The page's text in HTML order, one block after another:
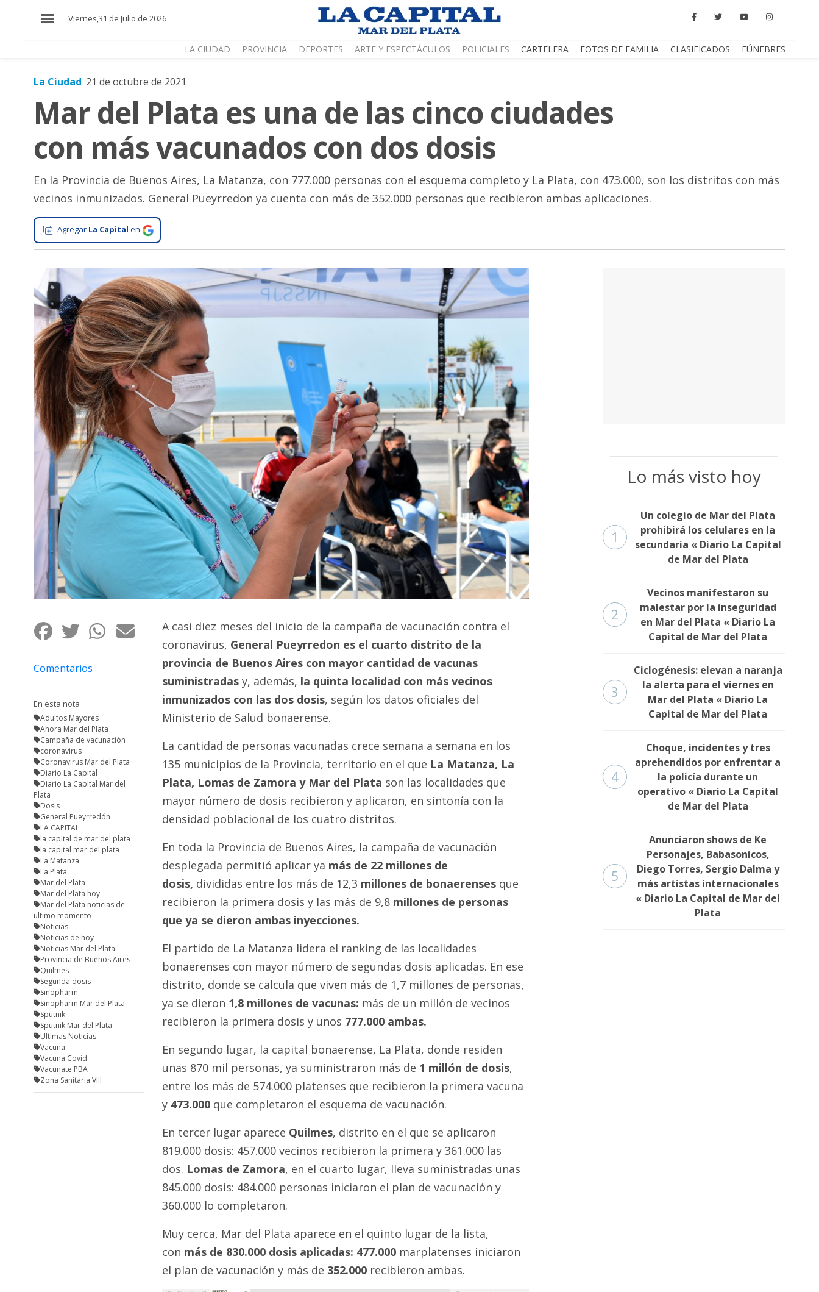
Viernes,31 de Julio de 2026
LA CIUDAD PROVINCIA DEPORTES ARTE Y ESPECTÁCULOS POLICIALES CARTELERA FOTOS DE FAMILIA CLASIFICADOS FÚNEBRES
Zona
Cultura
Tecnología
Gastronomía
Interés
General
Ciudad
Deportes
Arte
Espectáculos
Policiales
Cartelera
Fotos
Familia
Clasificados
Fúnebres
La Ciudad 21 de octubre de 2021
Mar del Plata es una de las cinco ciudades
con más vacunados con dos dosis
En la Provincia de Buenos Aires, La Matanza, con 777.000 personas con el esquema completo y La Plata, con 473.000, son los distritos con más
vecinos inmunizados. General Pueyrredon ya cuenta con más de 352.000 personas que recibieron ambas aplicaciones.
Agregar La Capital en
Comentarios
En esta nota
Adultos Mayores
Ahora Mar del Plata
Campaña de vacunación
coronavirus
Coronavirus Mar del Plata
Diario La Capital
Diario La Capital Mar del
Plata
Dosis
General Pueyrredón
LA CAPITAL
la capital de mar del plata
la capital mar del plata
La Matanza
La Plata
Mar del Plata
Mar del Plata hoy
Mar del Plata noticias de
ultimo momento
Noticias
Noticias de hoy
Noticias Mar del Plata
Provincia de Buenos Aires
Quilmes
Segunda dosis
Sinopharm
Sinopharm Mar del Plata
Sputnik
Sputnik Mar del Plata
Ultimas Noticias
Vacuna
Vacuna Covid
Vacunate PBA
Zona Sanitaria VIII
A casi diez meses del inicio de la campaña de vacunación contra el
coronavirus, General Pueyrredon es el cuarto distrito de la
provincia de Buenos Aires con mayor cantidad de vacunas
suministradas y, además, la quinta localidad con más vecinos
inmunizados con las dos dosis, según los datos oficiales del
Ministerio de Salud bonaerense.
La cantidad de personas vacunadas crece semana a semana en los
135 municipios de la Provincia, territorio en el que La Matanza, La
Plata, Lomas de Zamora y Mar del Plata son las localidades que
mayor número de dosis recibieron y aplicaron, en sintonía con la
densidad poblacional de los cuatro distritos.
En toda la Provincia de Buenos Aires, la campaña de vacunación
desplegada permitió aplicar ya más de 22 millones de
dosis, divididas entre los más de 12,3 millones de bonaerensesque
recibieron la primera dosis y las más de 9,8millones de personas
que ya se dieron ambas inyecciones.
El partido de La Matanza lidera el ranking de las localidades
bonaerenses con mayor número de segundas dosis aplicadas. En ese
distrito, donde se calcula que viven más de 1,7 millones de personas,
ya se dieron 1,8 millones de vacunas: más de un millón de vecinos
recibieron la primera dosis y unos 777.000 ambas.
En segundo lugar, la capital bonaerense, La Plata, donde residen
unas 870 mil personas, ya suministraron más de 1 millón de dosis,
entre los más de 574.000 platenses que recibieron la primera vacuna
y473.000que completaron el esquema de vacunación.
En tercer lugar aparece Quilmes, distrito en el que se aplicaron
819.000 dosis: 457.000 vecinos recibieron la primera y 361.000 las
dos. Lomas de Zamora, en el cuarto lugar, lleva suministradas unas
845.000 dosis: 484.000 personas iniciaron el plan de vacunación y
360.000 lo completaron.
Muy cerca, Mar del Plata aparece en el quinto lugar de la lista,
con más de 830.000 dosis aplicadas: 477.000marplatenses iniciaron
el plan de vacunación y más de 352.000recibieron ambas.
Lo más visto hoy
1
Un colegio de Mar del Plata
prohibirá los celulares en la
secundaria « Diario La Capital
de Mar del Plata
2
Vecinos manifestaron su
malestar por la inseguridad
en Mar del Plata « Diario La
Capital de Mar del Plata
3
Ciclogénesis: elevan a naranja
la alerta para el viernes en
Mar del Plata « Diario La
Capital de Mar del Plata
4
Choque, incidentes y tres
aprehendidos por enfrentar a
la policía durante un
operativo « Diario La Capital
de Mar del Plata
5
Anunciaron shows de Ke
Personajes, Babasonicos,
Diego Torres, Sergio Dalma y
más artistas internacionales
« Diario La Capital de Mar del
Plata